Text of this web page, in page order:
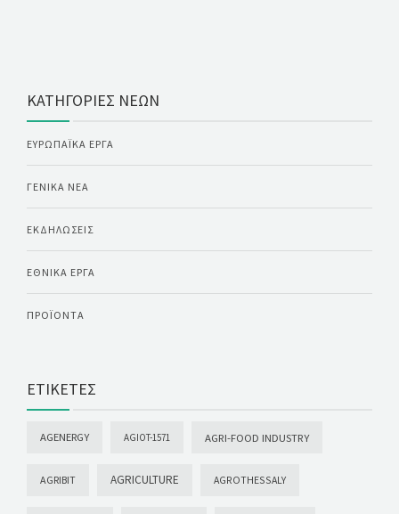
ΚΑΤΗΓΟΡΊΕΣ ΝΈΩΝ
ΕΥΡΩΠΑΪΚΆ ΈΡΓΑ
ΓΕΝΙΚΆ ΝΈΑ
ΕΚΔΗΛΏΣΕΙΣ
ΕΘΝΙΚΆ ΈΡΓΑ
ΠΡΟΪΌΝΤΑ
ΕΤΙΚΈΤΕΣ
AGENERGY AGIOT-1571 AGRI-FOOD INDUSTRY
AGRIBIT AGRICULTURE AGROTHESSALY